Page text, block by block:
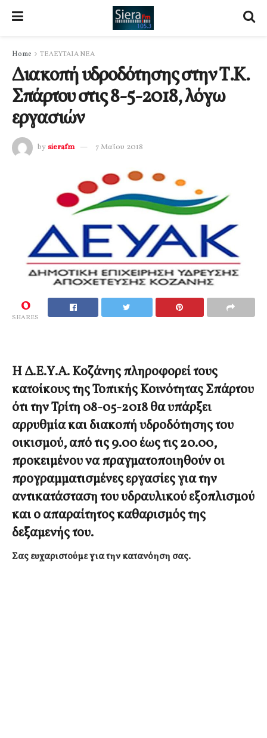
Home ΤΕΛΕΥΤΑΙΑ ΝΕΑ
Διακοπή υδροδότησης στην Τ.Κ.
Σπάρτου στις 8-5-2018, λόγω
εργασιών
by sierafm 7 Μαΐου 2018
0
SHARES
Η Δ.Ε.Υ.Α. Κοζάνης πληροφορεί τους
κατοίκους της Τοπικής Κοινότητας Σπάρτου
ότι την Τρίτη 08-05-2018 θα υπάρξει
αρρυθμία και διακοπή υδροδότησης του
οικισμού, από τις 9.00 έως τις 20.00,
προκειμένου να πραγματοποιηθούν οι
προγραμματισμένες εργασίες για την
αντικατάσταση του υδραυλικού εξοπλισμού
και ο απαραίτητος καθαρισμός της
δεξαμενής του.
Σας ευχαριστούμε για την κατανόηση σας.